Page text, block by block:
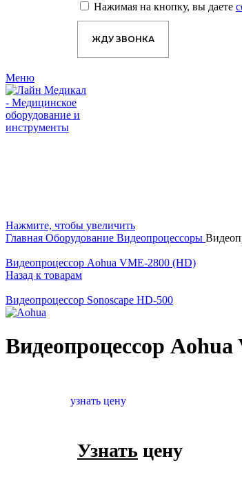
Нажимая на кнопку, вы даете
ЖДУ ЗВОНКА
Меню
Нажмите, чтобы увеличить
Главная Оборудование Видеопроцессоры
Видеопроцессор Aohua VME-2800 (HD)
Назад к товарам
Видеопроцессор Sonoscape HD-500
Видеопроцессор Aohua
узнать цену
Узнать цену